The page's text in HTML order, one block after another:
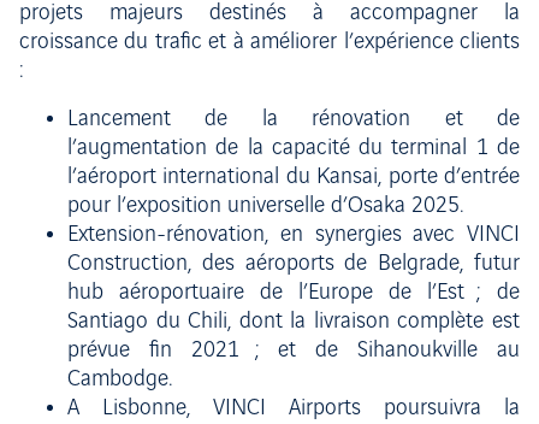
projets majeurs destinés à accompagner la
croissance du trafic et à améliorer l’expérience clients
:
Lancement de la rénovation et de
l’augmentation de la capacité du terminal 1 de
l’aéroport international du Kansai, porte d’entrée
pour l’exposition universelle d’Osaka 2025.
Extension-rénovation, en synergies avec VINCI
Construction, des aéroports de Belgrade, futur
hub aéroportuaire de l’Europe de l’Est ; de
Santiago du Chili, dont la livraison complète est
prévue fin 2021 ; et de Sihanoukville au
Cambodge.
A Lisbonne, VINCI Airports poursuivra la